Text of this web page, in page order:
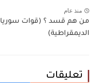
منذ عام
من هم قسد ؟ (قوات سوريا
الديمقراطية)
تعليقات